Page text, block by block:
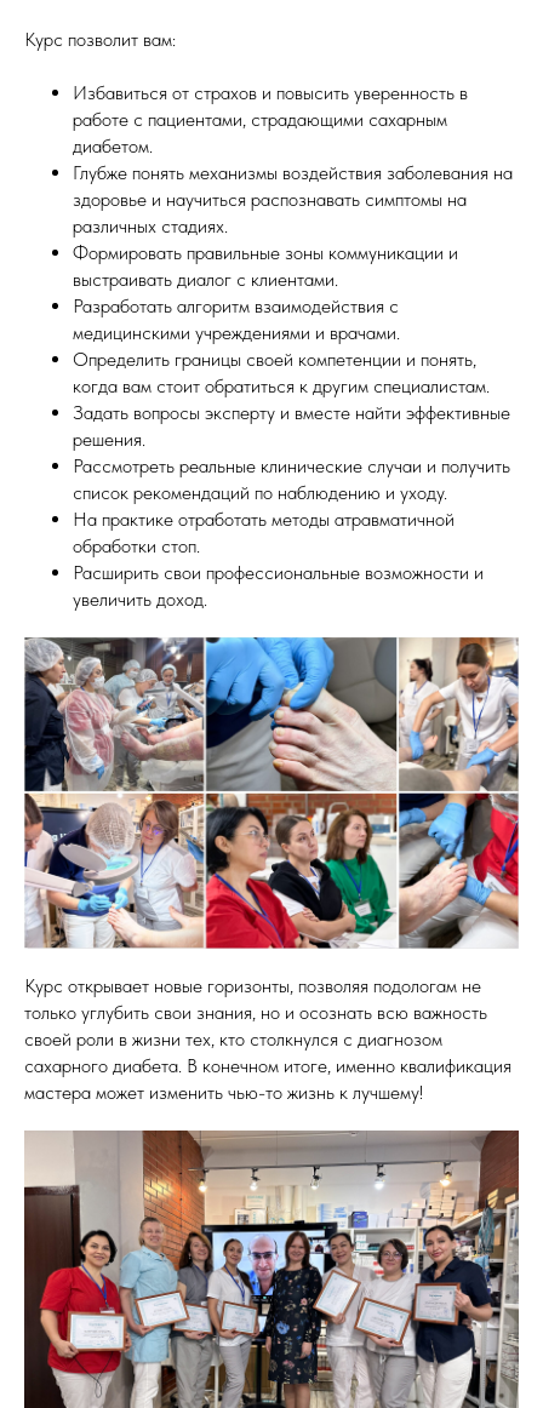
Курс позволит вам:
Избавиться от страхов и повысить уверенность в
работе с пациентами, страдающими сахарным
диабетом.
Глубже понять механизмы воздействия заболевания на
здоровье и научиться распознавать симптомы на
различных стадиях.
Формировать правильные зоны коммуникации и
выстраивать диалог с клиентами.
Разработать алгоритм взаимодействия с
медицинскими учреждениями и врачами.
Определить границы своей компетенции и понять,
когда вам стоит обратиться к другим специалистам.
Задать вопросы эксперту и вместе найти эффективные
решения.
Рассмотреть реальные клинические случаи и получить
список рекомендаций по наблюдению и уходу.
На практике отработать методы атравматичной
обработки стоп.
Расширить свои профессиональные возможности и
увеличить доход.
Курс открывает новые горизонты, позволяя подологам не
только углубить свои знания, но и осознать всю важность
своей роли в жизни тех, кто столкнулся с диагнозом
сахарного диабета. В конечном итоге, именно квалификация
мастера может изменить чью-то жизнь к лучшему!